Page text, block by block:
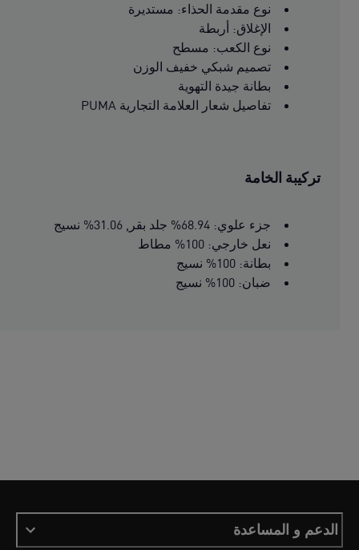
نوع مقدمة الحذاء: مستديرة
الإغلاق: أربطة
نوع الكعب: مسطح
تصميم شبكي خفيف الوزن
بطانة جيدة التهوية
تفاصيل شعار العلامة التجارية PUMA
تركيبة الخامة
جزء علوي: 68.94% جلد بقر, 31.06% نسيج
نعل خارجي: 100% مطاط
بطانة: 100% نسيج
ضبان: 100% نسيج
الدعم و المساعدة